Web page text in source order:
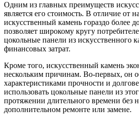
Одним из главных преимуществ
является его стоимость. В отличие от
искусственный камень гораздо более
позволяет широкому кругу
цокольные панели из искусственного
финансовых затрат.
Кроме того, искусственный камень
нескольким причинам. Во-первых, он
характеристиками прочности и
использовать цокольные панели из
протяжении длительного времени без
дополнительном ремонте или замене.